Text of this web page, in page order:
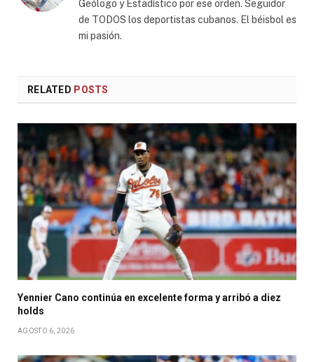
Geólogo y Estadístico por ese orden. Seguidor
de TODOS los deportistas cubanos. El béisbol es
mi pasión.
RELATED POSTS
Yennier Cano continúa en excelente forma y arribó a diez
holds
AGOSTO 6, 2026